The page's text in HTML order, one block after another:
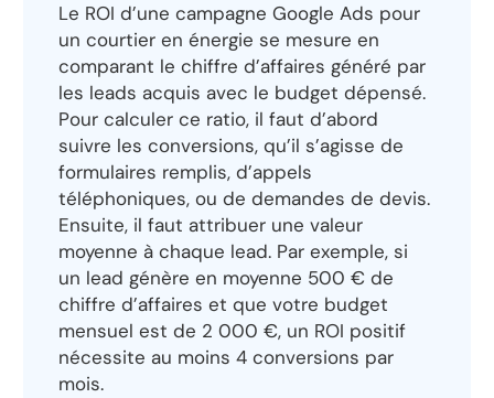
Le ROI d’une campagne Google Ads pour
un courtier en énergie se mesure en
comparant le chiffre d’affaires généré par
les leads acquis avec le budget dépensé.
Pour calculer ce ratio, il faut d’abord
suivre les conversions, qu’il s’agisse de
formulaires remplis, d’appels
téléphoniques, ou de demandes de devis.
Ensuite, il faut attribuer une valeur
moyenne à chaque lead. Par exemple, si
un lead génère en moyenne 500 € de
chiffre d’affaires et que votre budget
mensuel est de 2 000 €, un ROI positif
nécessite au moins 4 conversions par
mois.